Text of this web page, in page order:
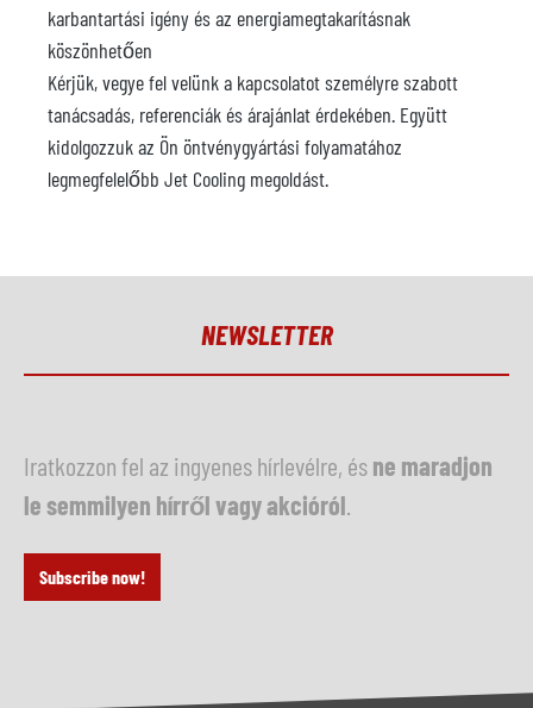
karbantartási igény és az energiamegtakarításnak
köszönhetően
Kérjük, vegye fel velünk a kapcsolatot személyre szabott
tanácsadás, referenciák és árajánlat érdekében. Együtt
kidolgozzuk az Ön öntvénygyártási folyamatához
legmegfelelőbb Jet Cooling megoldást.
NEWSLETTER
Iratkozzon fel az ingyenes hírlevélre, ésne maradjon
le semmilyen hírről vagy akcióról
Subscribe now!